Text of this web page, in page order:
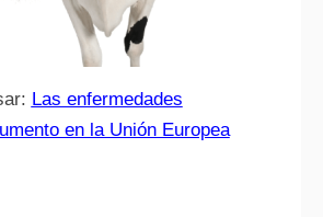
Las enfermedades
en la Unión Europea